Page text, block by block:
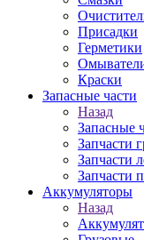
Присадки
Герметики
Краски
Запасные части
Назад
Запасные
Запчасти
Запчасти
Запчасти
Аккумуляторы
Назад